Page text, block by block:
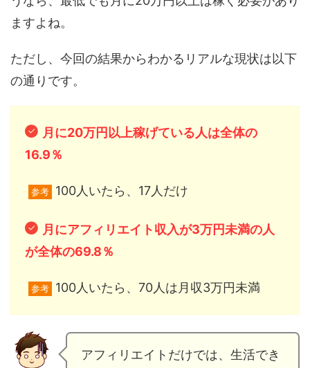
ますよね。
ただし、今回の結果からわかるリアルな現状は以下
の通りです。
月に20万円以上稼げている人は全体の
16.9％
参考 100人いたら、17人だけ
月にアフィリエイト収入が3万円未満の人
が全体の69.8％
参考 100人いたら、70人は月収3万円未満
アフィリエイトだけでは、生活でき